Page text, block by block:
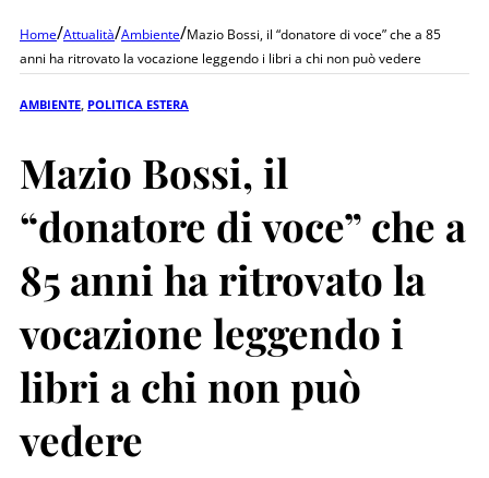
Home/Attualità/Ambiente/Mazio Bossi, il “donatore di voce” che a 85
anni ha ritrovato la vocazione leggendo i libri a chi non può vedere
AMBIENTE POLITICA ESTERA
Mazio Bossi, il
“donatore di voce” che a
85 anni ha ritrovato la
vocazione leggendo i
libri a chi non può
vedere